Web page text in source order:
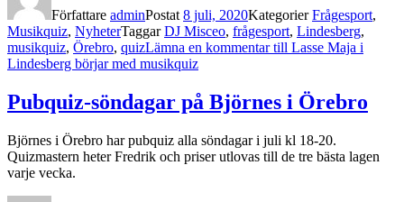
Författare adminPostat 8 juli, 2020KategorierFrågesport,
Musikquiz, NyheterTaggarDJ Misceo, frågesport, Lindesberg,
musikquiz, Örebro, quizLämna en kommentartill Lasse Maja i
Lindesberg börjar med musikquiz
Pubquiz-söndagar på Björnes i Örebro
Björnes i Örebro har pubquiz alla söndagar i juli kl 18-20.
Quizmastern heter Fredrik och priser utlovas till de tre bästa lagen
varje vecka.